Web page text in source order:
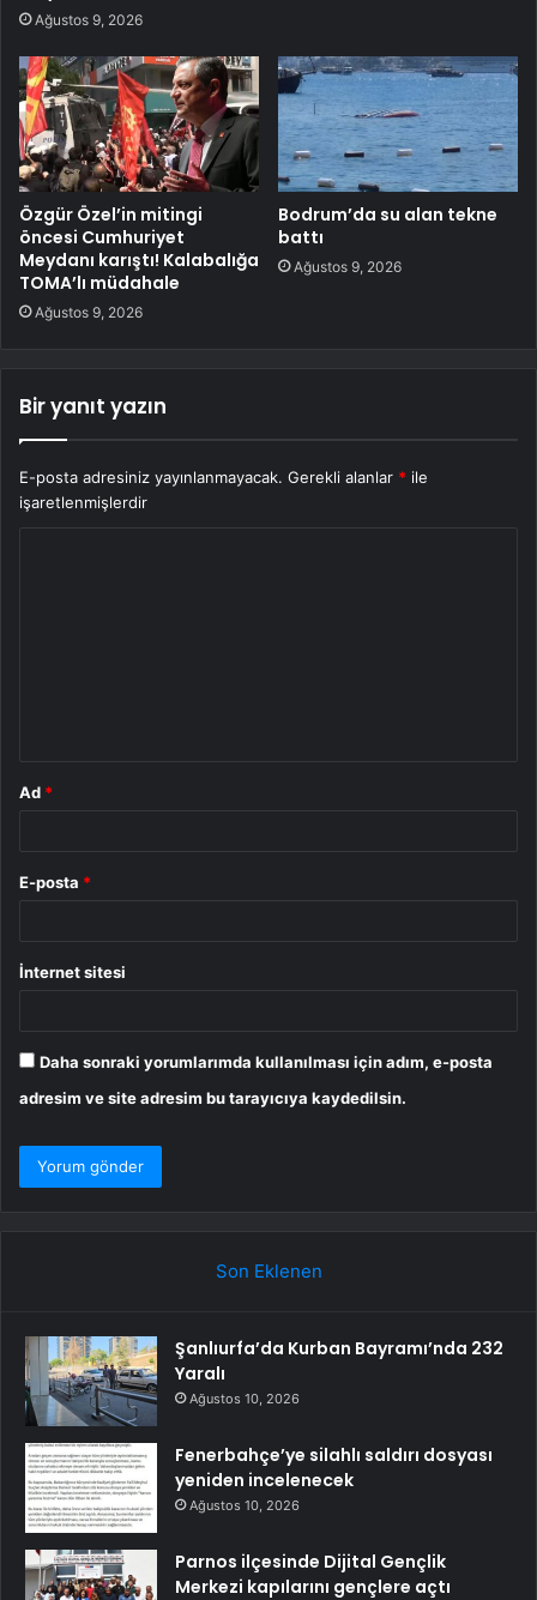
Ağustos 9, 2026
Özgür Özel’in mitingi
öncesi Cumhuriyet
Meydanı karıştı! Kalabalığa
TOMA’lı müdahale
Ağustos 9, 2026
Bodrum’da su alan tekne
battı
Ağustos 9, 2026
Bir yanıt yazın
E-posta adresiniz yayınlanmayacak. Gerekli alanlar * ile
işaretlenmişlerdir
Ad *
E-posta *
İnternet sitesi
Daha sonraki yorumlarımda kullanılması için adım, e-posta
adresim ve site adresim bu tarayıcıya kaydedilsin.
Son Eklenen
Şanlıurfa’da Kurban Bayramı’nda 232
Yaralı
Ağustos 10, 2026
Fenerbahçe’ye silahlı saldırı dosyası
yeniden incelenecek
Ağustos 10, 2026
Parnos ilçesinde Dijital Gençlik
Merkezi kapılarını gençlere açtı